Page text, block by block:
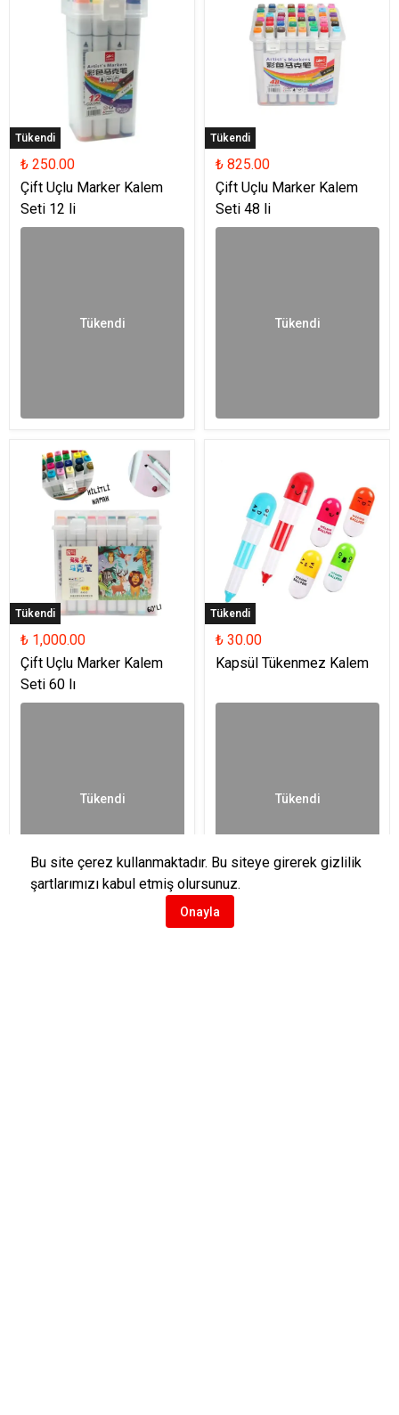
Bu site çerez kullanmaktadır. Bu siteye girerek gizlilik
şartlarımızı kabul etmiş olursunuz.
Onayla
Tükendi
₺ 250.00
Çift Uçlu Marker Kalem
Seti 12 li
Tükendi
Tükendi
₺ 825.00
Çift Uçlu Marker Kalem
Seti 48 li
Tükendi
Tükendi
₺ 1,000.00
Çift Uçlu Marker Kalem
Seti 60 lı
Tükendi
Tükendi
₺ 30.00
Kapsül Tükenmez Kalem
Tükendi